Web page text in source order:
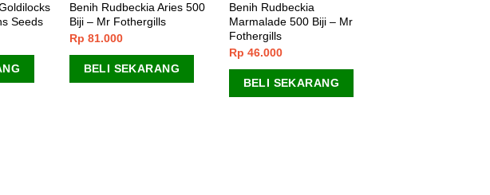
Seeds
Benih Rudbeckia Aries 500
Biji – Mr Fothergills
Rp 81.000
BELI SEKARANG
Benih Rudbeckia
Marmalade 500 Biji – Mr
Fothergills
Rp 46.000
BELI SEKARANG